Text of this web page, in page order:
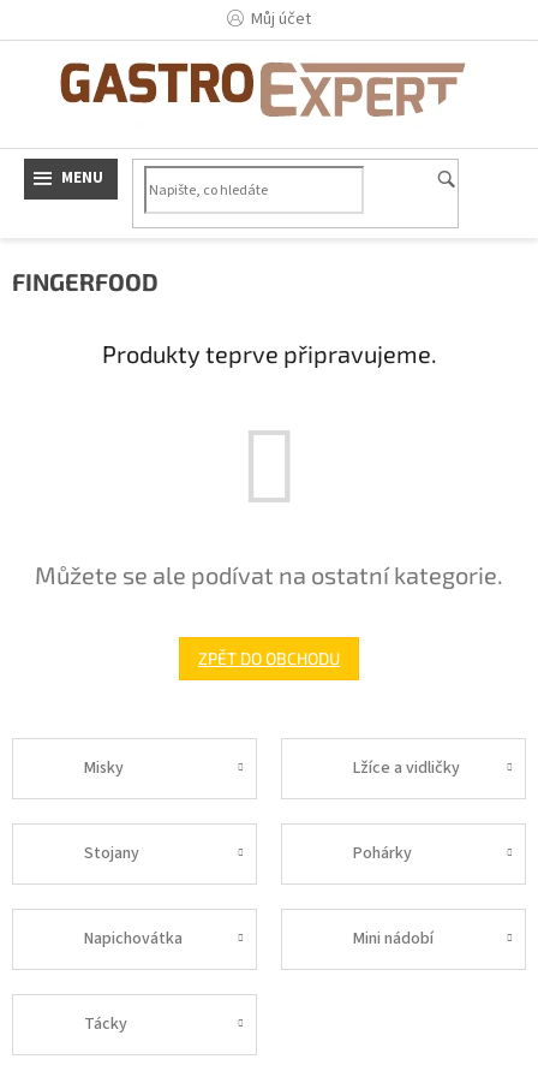
Můj účet
FINGERFOOD
Produkty teprve připravujeme.
Můžete se ale podívat na ostatní kategorie.
ZPĚT DO OBCHODU
Misky Lžíce a vidličky
Stojany Pohárky
Napichovátka Mini nádobí
Tácky